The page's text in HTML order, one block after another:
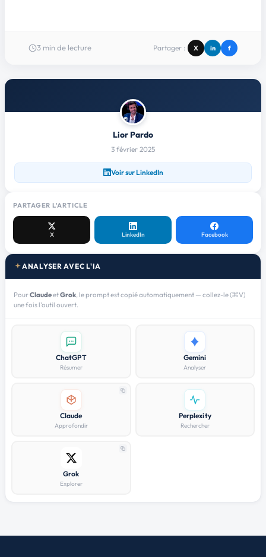
3 min de lecture Partager : X in f
Lior Pardo
3 février 2025
Voir sur LinkedIn
PARTAGER L'ARTICLE
X LinkedIn Facebook
ANALYSER AVEC L'IA
PourClaudeetGrok, le prompt est copié automatiquement — collez-le (⌘V)
une fois l'outil ouvert.
ChatGPT
Résumer
Gemini
Analyser
Claude
Approfondir
Perplexity
Rechercher
Grok
Explorer